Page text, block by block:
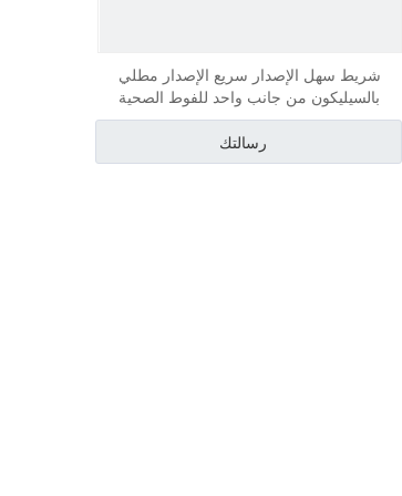
شريط سهل الإصدار سريع الإصدار مطلي
بالسيليكون من جانب واحد للفوط الصحية
رسالتك